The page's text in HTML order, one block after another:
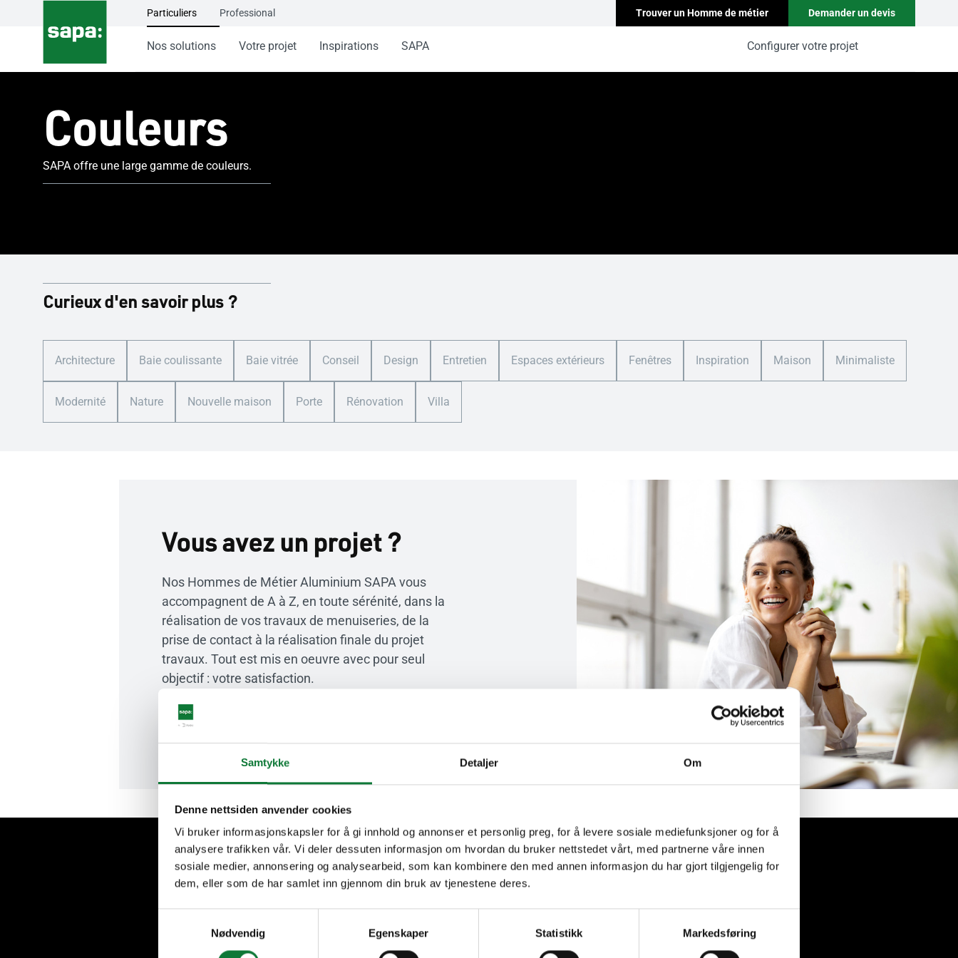
Samtykke Detaljer Om
Denne nettsiden anvender cookies
Vi bruker informasjonskapsler for å gi innhold og annonser et personlig preg, for å levere sosiale mediefunksjoner og for å
analysere trafikken vår. Vi deler dessuten informasjon om hvordan du bruker nettstedet vårt, med partnerne våre innen
sosiale medier, annonsering og analysearbeid, som kan kombinere den med annen informasjon du har gjort tilgjengelig for
dem, eller som de har samlet inn gjennom din bruk av tjenestene deres.
Nødvendig
Egenskaper Statistikk Markedsføring
Particuliers Professional Trouver un Homme de métier Demander un devis
Nos solutions Votre projet Inspirations SAPA Configurer votre projet
Couleurs
SAPA offre une large gamme de couleurs.
Curieux d'en savoir plus ?
Architecture Baie coulissante Baie vitrée Conseil Design Entretien Espaces extérieurs Fenêtres Inspiration Maison Minimaliste
Modernité Nature Nouvelle maison Porte Rénovation Villa
Vous avez un projet ?
Nos Hommes de Métier Aluminium SAPA vous
accompagnent de A à Z, en toute sérénité, dans la
réalisation de vos travaux de menuiseries, de la
prise de contact à la réalisation finale du projet
travaux. Tout est mis en oeuvre avec pour seul
objectif : votre satisfaction.
Demander un devis
A vos côtés pour vos projets